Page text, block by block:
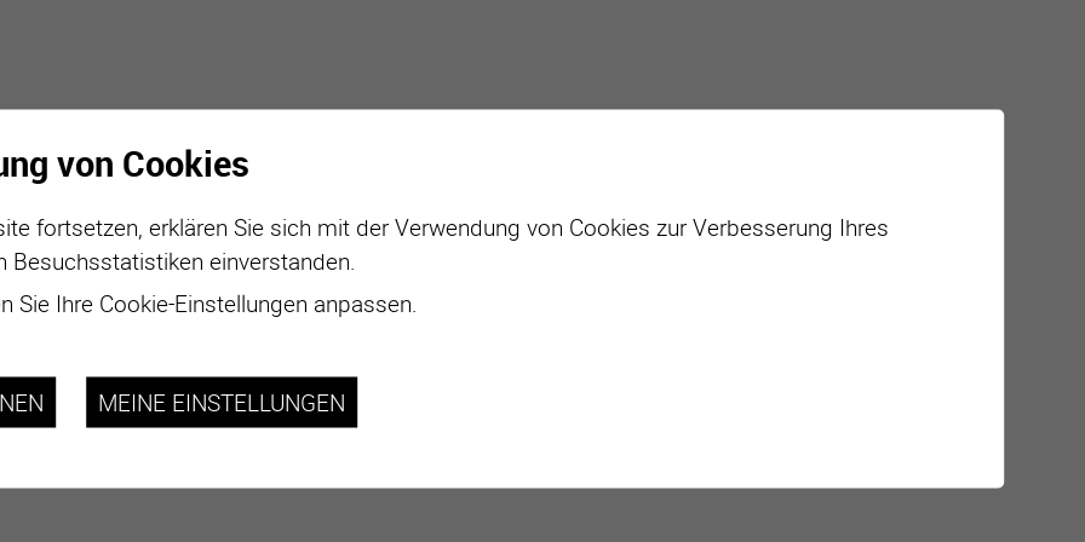
von Cookies
fortsetzen, erklären Sie sich mit der Verwendung von Cookies zur Verbesserung Ihres
Besuchsstatistiken einverstanden.
Sie Ihre Cookie-Einstellungen anpassen.
MEINE EINSTELLUNGEN